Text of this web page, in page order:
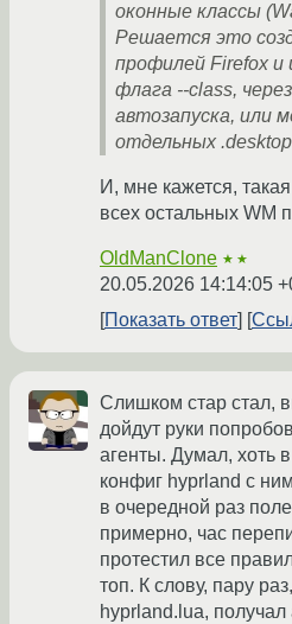
оконные классы
Решается это
профилей Firefox и
флага --class,
автозапуска, или
отдельных
И, мне кажется,
всех остальных WM
OldManClone ★★
20.05.2026 14:14:05
Показать ответ
Слишком стар стал,
дойдут руки
агенты. Думал, хоть
конфиг hyprland с
в очередной раз
примерно, час
протестил все
топ. К слову, пару
hyprland.lua,